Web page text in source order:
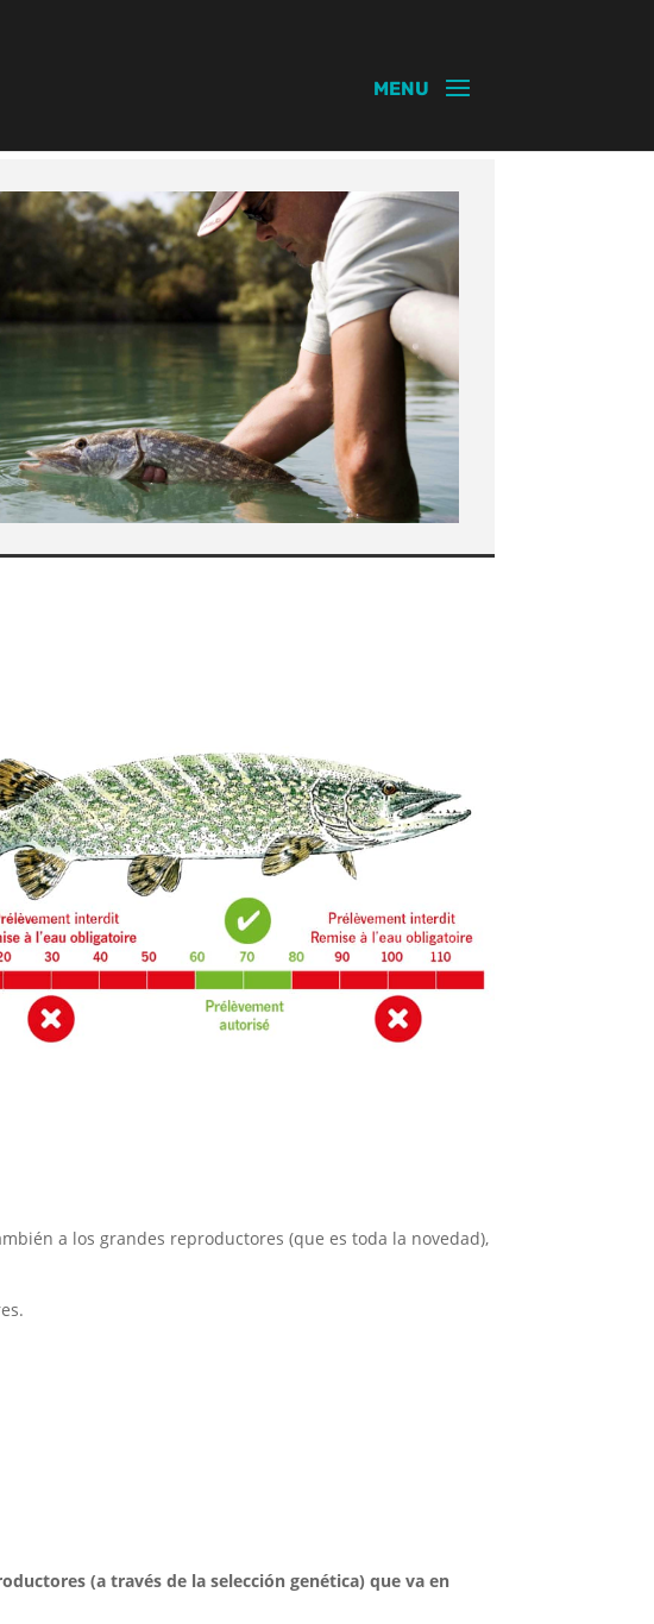
a los grandes reproductores (que es toda la novedad),
(a través de la selección genética) que va en